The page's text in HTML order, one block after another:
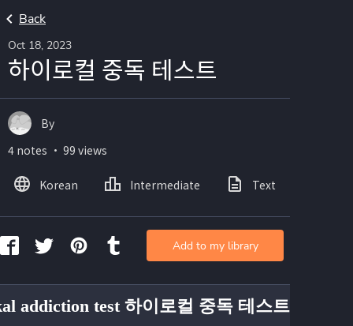
Back
Oct 18, 2023
하이로컬 중독 테스트
addiction test 하이로컬 중독 테스트
By
4 notes ・ 99 views
Korean Intermediate Text
Add to my library